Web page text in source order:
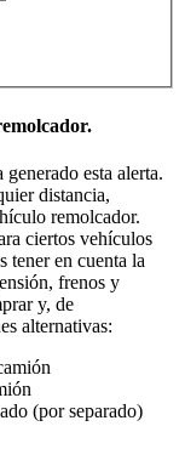
esta alerta.
distancia,
remolcador.
ciertos vehículos
tener en cuenta la
frenos y
y, de
alternativas:
(por separado)